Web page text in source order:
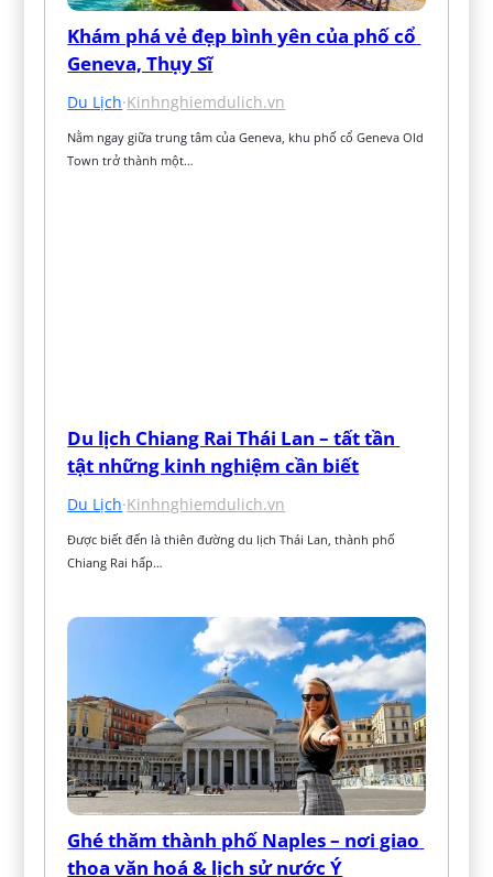
Khám phá vẻ đẹp bình yên của phố cổ
Geneva, Thụy Sĩ
Du Lịch·Kinhnghiemdulich.vn
Nằm ngay giữa trung tâm của Geneva, khu phố cổ Geneva Old
Town trở thành một…
Du lịch Chiang Rai Thái Lan – tất tần
tật những kinh nghiệm cần biết
Du Lịch·Kinhnghiemdulich.vn
Được biết đến là thiên đường du lịch Thái Lan, thành phố
Chiang Rai hấp…
Ghé thăm thành phố Naples – nơi giao
thoa văn hoá & lịch sử nước Ý